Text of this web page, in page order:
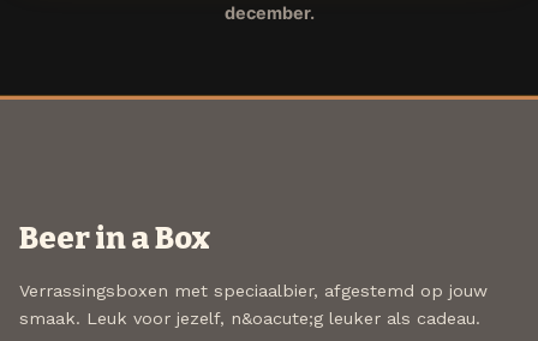
december.
Beer in a Box
Verrassingsboxen met speciaalbier, afgestemd op jouw
smaak. Leuk voor jezelf, n&oacute;g leuker als cadeau.